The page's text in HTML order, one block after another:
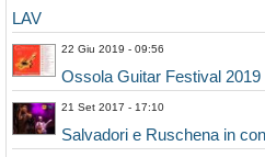
LAV
22 Giu 2019 - 09:56
Ossola Guitar Festival 2019
21 Set 2017 - 17:10
Salvadori e Ruschena in